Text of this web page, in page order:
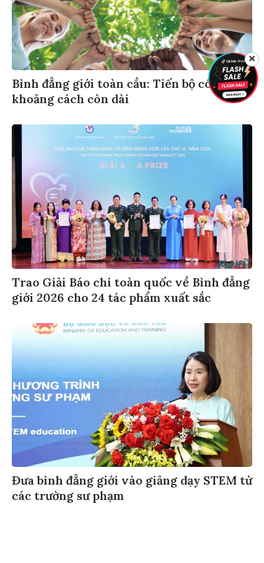
Bình đẳng giới toàn cầu: Tiến bộ có,
khoảng cách còn dài
Trao Giải Báo chí toàn quốc về Bình đẳng
giới 2026 cho 24 tác phẩm xuất sắc
Đưa bình đẳng giới vào giảng dạy STEM từ
các trường sư phạm
✕